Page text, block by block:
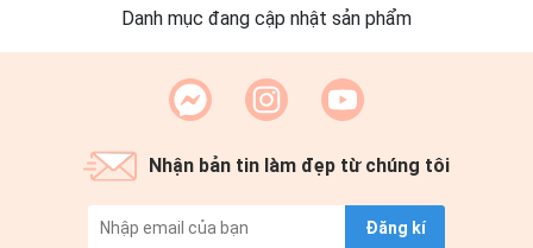
Danh mục đang cập nhật sản phẩm
Nhận bản tin làm đẹp từ chúng tôi
Đăng kí